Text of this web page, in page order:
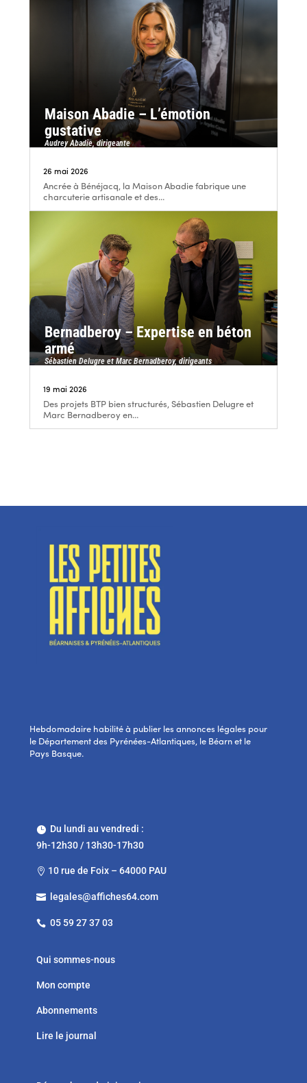
Maison Abadie – L’émotion
gustative
Audrey Abadie, dirigeante
26 mai 2026
Ancrée à Bénéjacq, la Maison Abadie fabrique une
charcuterie artisanale et des...
Bernadberoy – Expertise en béton
armé
Sébastien Delugre et Marc Bernadberoy, dirigeants
19 mai 2026
Des projets BTP bien structurés, Sébastien Delugre et
Marc Bernadberoy en...
Hebdomadaire habilité à publier les annonces légales pour
le Département des Pyrénées-Atlantiques, le Béarn et le
Pays Basque.
Du lundi au vendredi :
9h-12h30 / 13h30-17h30
 10 rue de Foix – 64000 PAU
 legales@affiches64.com
 05 59 27 37 03
Qui sommes-nous
Mon compte
Abonnements
Lire le journal